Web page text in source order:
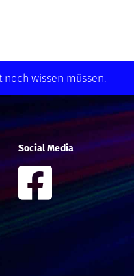
noch wissen müssen.
Social Media